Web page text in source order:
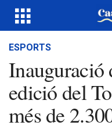
ESPORTS
Inauguració
edició del
més de